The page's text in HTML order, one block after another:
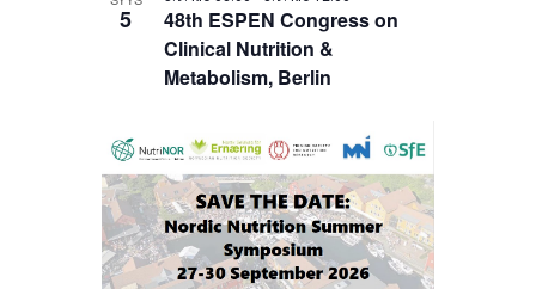
5
48th ESPEN Congress on
Clinical Nutrition &
Metabolism, Berlin